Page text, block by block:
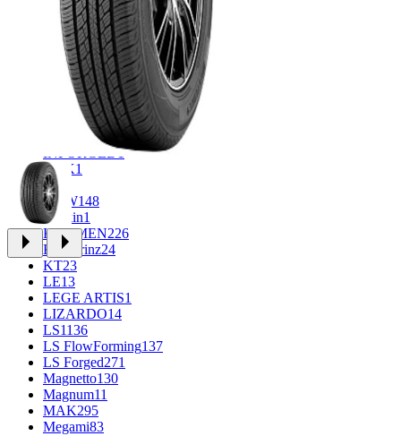
CROSS_STREET 31
Eurodisk1
30
FR REPLICA1
34
Grizzly3
933
iFree Original49
INFORGED1
K&K1
K7
KDW148
Keskin1
KHOMEN226
Kronprinz24
KT23
LE13
LEGE ARTIS1
LIZARDO14
LS1136
LS FlowForming137
LS Forged271
Magnetto130
Magnum11
MAK295
Megami83